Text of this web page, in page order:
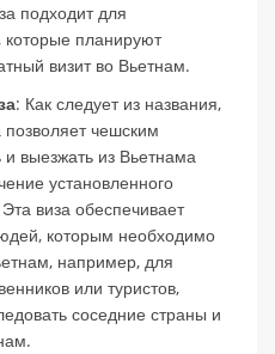
подходит для
которые планируют
визит во Вьетнам.
: Как следует из названия,
позволяет чешским
и выезжать из Вьетнама
установленного
виза обеспечивает
которым необходимо
например, для
или туристов,
соседние страны и